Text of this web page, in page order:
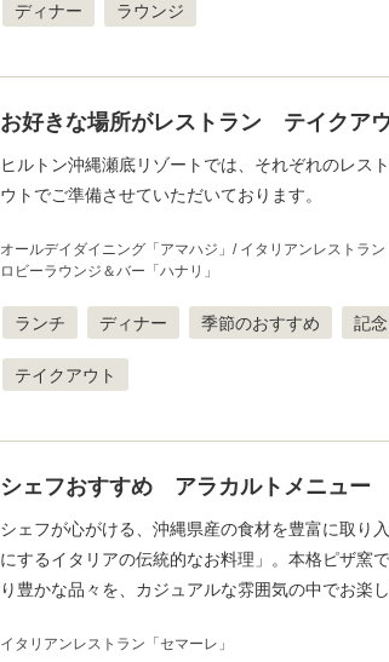
ディナー ラウンジ
お好きな場所がレストラン テイクア
ヒルトン沖縄瀬底リゾートでは、それぞれのレス
ウトでご準備させていただいております。
オールデイダイニング「アマハジ」
イタリアンレストラン
ロビーラウンジ＆バー「ハナリ」
ランチ ディナー 季節のおすすめ 記
テイクアウト
シェフおすすめ アラカルトメニュー
シェフが心がける、沖縄県産の食材を豊富に取り
にするイタリアの伝統的なお料理」。本格ピザ窯
り豊かな品々を、カジュアルな雰囲気の中でお楽し
イタリアンレストラン「セマーレ」